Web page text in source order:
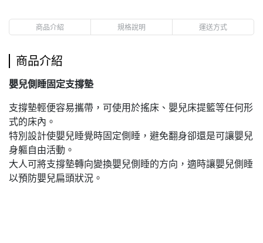
商品介紹 規格說明 運送方式
商品介紹
嬰兒側睡固定支撐墊
支撐墊輕便容易攜帶，可使用於搖床、嬰兒床提籃等任何形
式的床內。
特別設計使嬰兒睡覺時固定側睡，避免翻身卻還是可讓嬰兒
身軀自由活動。
大人可將支撐墊轉向變換嬰兒側睡的方向，適時讓嬰兒側睡
以預防嬰兒扁頭狀況。